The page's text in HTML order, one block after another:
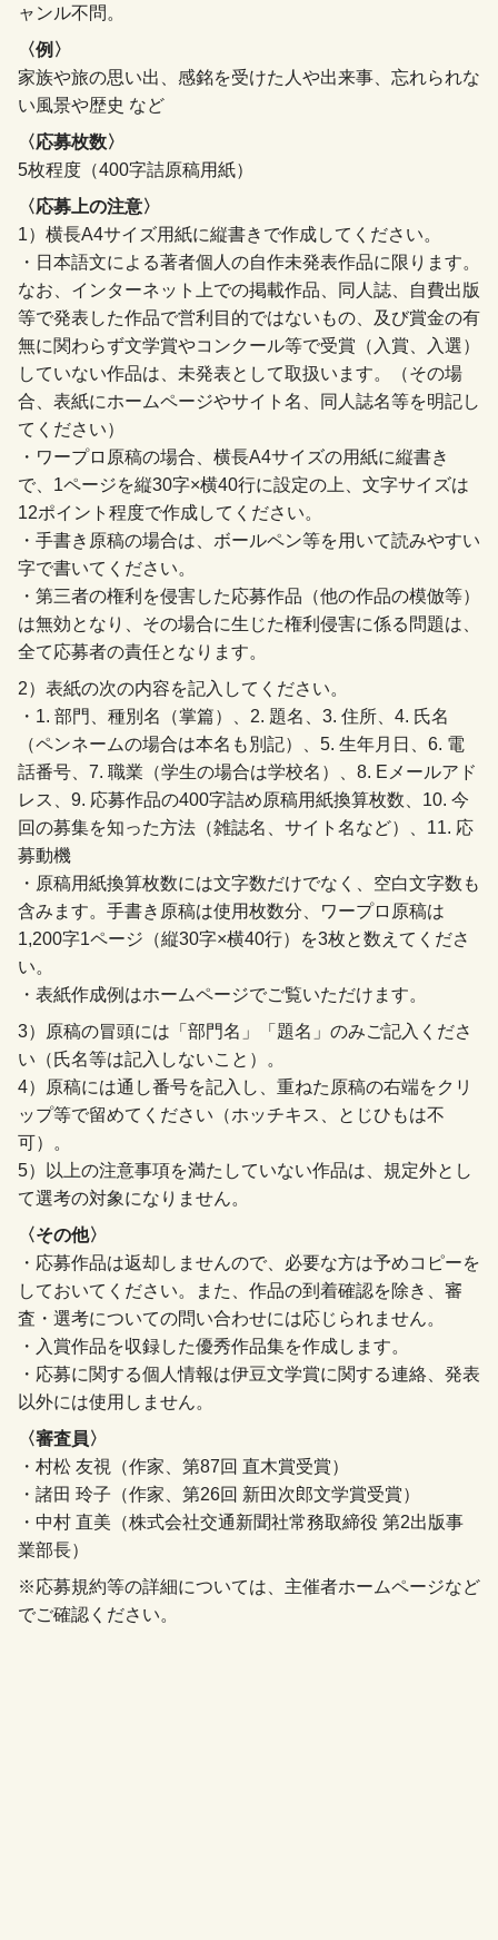
ャンル不問。
〈例〉
家族や旅の思い出、感銘を受けた人や出来事、忘れられな
い風景や歴史 など
〈応募枚数〉
5枚程度（400字詰原稿用紙）
〈応募上の注意〉
1）横長A4サイズ用紙に縦書きで作成してください。
・日本語文による著者個人の自作未発表作品に限ります。
なお、インターネット上での掲載作品、同人誌、自費出版
等で発表した作品で営利目的ではないもの、及び賞金の有
無に関わらず文学賞やコンクール等で受賞（入賞、入選）
していない作品は、未発表として取扱います。（その場
合、表紙にホームページやサイト名、同人誌名等を明記し
てください）
・ワープロ原稿の場合、横長A4サイズの用紙に縦書き
で、1ページを縦30字×横40行に設定の上、文字サイズは
12ポイント程度で作成してください。
・手書き原稿の場合は、ボールペン等を用いて読みやすい
字で書いてください。
・第三者の権利を侵害した応募作品（他の作品の模倣等）
は無効となり、その場合に生じた権利侵害に係る問題は、
全て応募者の責任となります。
2）表紙の次の内容を記入してください。
・1. 部門、種別名（掌篇）、2. 題名、3. 住所、4. 氏名
（ペンネームの場合は本名も別記）、5. 生年月日、6. 電
話番号、7. 職業（学生の場合は学校名）、8. Eメールアド
レス、9. 応募作品の400字詰め原稿用紙換算枚数、10. 今
回の募集を知った方法（雑誌名、サイト名など）、11. 応
募動機
・原稿用紙換算枚数には文字数だけでなく、空白文字数も
含みます。手書き原稿は使用枚数分、ワープロ原稿は
1,200字1ページ（縦30字×横40行）を3枚と数えてくださ
い。
・表紙作成例はホームページでご覧いただけます。
3）原稿の冒頭には「部門名」「題名」のみご記入くださ
い（氏名等は記入しないこと）。
4）原稿には通し番号を記入し、重ねた原稿の右端をクリ
ップ等で留めてください（ホッチキス、とじひもは不
可）。
5）以上の注意事項を満たしていない作品は、規定外とし
て選考の対象になりません。
〈その他〉
・応募作品は返却しませんので、必要な方は予めコピーを
しておいてください。また、作品の到着確認を除き、審
査・選考についての問い合わせには応じられません。
・入賞作品を収録した優秀作品集を作成します。
・応募に関する個人情報は伊豆文学賞に関する連絡、発表
以外には使用しません。
〈審査員〉
・村松 友視（作家、第87回 直木賞受賞）
・諸田 玲子（作家、第26回 新田次郎文学賞受賞）
・中村 直美（株式会社交通新聞社常務取締役 第2出版事
業部長）
※応募規約等の詳細については、主催者ホームページなど
でご確認ください。